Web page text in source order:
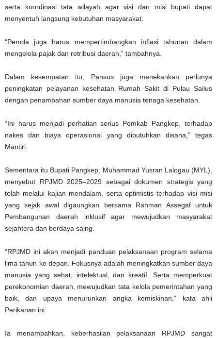
serta koordinasi tata wilayah agar visi dan misi bupati dapat
menyentuh langsung kebutuhan masyarakat.
“Pemda juga harus mempertimbangkan inflasi tahunan dalam
mengelola pajak dan retribusi daerah,” tambahnya.
Dalam kesempatan itu, Pansus juga menekankan perlunya
peningkatan pelayanan kesehatan Rumah Sakit di Pulau Sailus
dengan penambahan sumber daya manusia tenaga kesehatan.
“Ini harus menjadi perhatian serius Pemkab Pangkep, terhadap
nakes dan biaya operasional yang dibutuhkan disana,” tegas
Mantiri.
Sementara itu Bupati Pangkep, Muhammad Yusran Lalogau (MYL),
menyebut RPJMD 2025–2029 sebagai dokumen strategis yang
telah melalui kajian mendalam, serta optimistis terhadap visi misi
yang sejak awal digaungkan bersama Rahman Assegaf untuk
Pembangunan daerah inklusif agar mewujudkan masyarakat
sejahtera dan berdaya saing.
“RPJMD ini akan menjadi panduan pelaksanaan program selama
lima tahun ke depan. Fokusnya adalah meningkatkan sumber daya
manusia yang sehat, intelektual, dan kreatif. Serta memperkuat
perekonomian daerah, mewujudkan tata kelola pemerintahan yang
baik, dan upaya menurunkan angka kemiskinan,” kata ahli
Perikanan ini.
Ia menambahkan, keberhasilan pelaksanaan RPJMD sangat